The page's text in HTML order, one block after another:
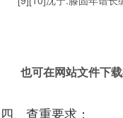
也可在网站文件下
四、 查重要求：